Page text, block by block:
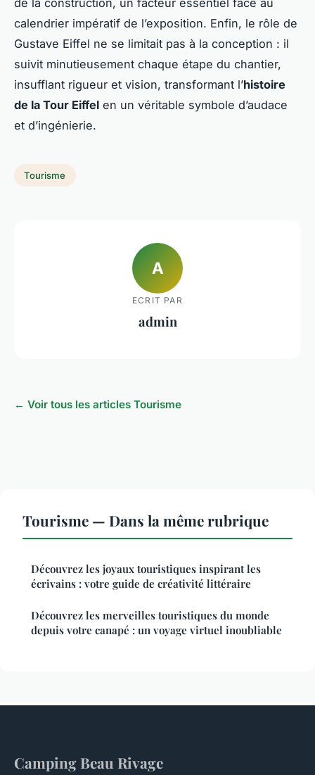
de la construction, un facteur essentiel face au
calendrier impératif de l’exposition. Enfin, le rôle de
Gustave Eiffel ne se limitait pas à la conception : il
suivit minutieusement chaque étape du chantier,
insufflant rigueur et vision, transformant l’histoire
de la Tour Eiffel en un véritable symbole d’audace
et d’ingénierie.
Tourisme
A
ECRIT PAR
admin
← Voir tous les articles Tourisme
Tourisme — Dans la même rubrique
Découvrez les joyaux touristiques inspirant les
écrivains : votre guide de créativité littéraire
Découvrez les merveilles touristiques du monde
depuis votre canapé : un voyage virtuel inoubliable
Camping Beau Rivage